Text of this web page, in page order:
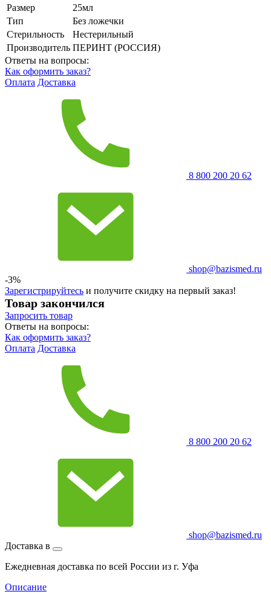
Размер
25мл
Тип
Без ложечки
Стерильность
Нестерильный
Производитель ПЕРИНТ (РОССИЯ)
Ответы на вопросы:
Как оформить заказ?
Оплата Доставка
8 800 200 20 62
shop@bazismed.ru
-3%
Зарегистрируйтесь и получите скидку на первый заказ!
Товар закончился
Запросить товар
Ответы на вопросы:
Как оформить заказ?
Оплата Доставка
8 800 200 20 62
shop@bazismed.ru
Доставка в
Ежедневная доставка по всей России из г. Уфа
Описание